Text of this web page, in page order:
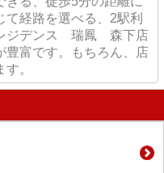
経路を選べる、2駅利
ジデンス 瑞鳳 森下店
豊富です。もちろん、店
。